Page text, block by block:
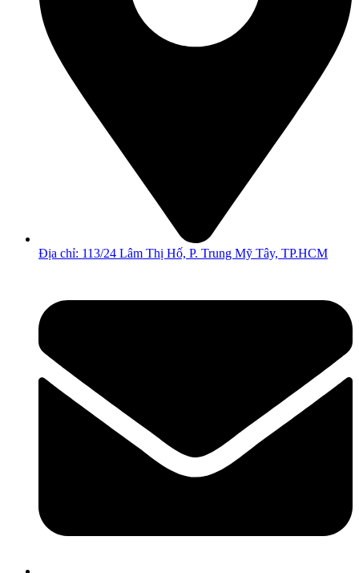
Địa chỉ: 113/24 Lâm Thị Hố, P. Trung Mỹ Tây, TP.HCM